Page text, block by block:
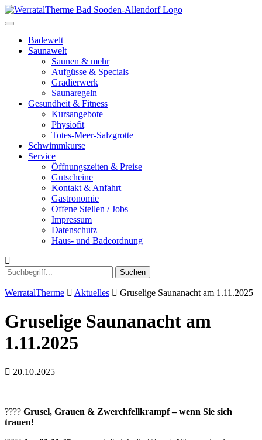
Toggle
navigationBadewelt
Saunawelt
Saunen & mehr
Aufgüsse & Specials
Gradierwerk
Saunaregeln
Gesundheit & Fitness
Kursangebote
Physiofit
Totes-Meer-Salzgrotte
Schwimmkurse
Service
Öffnungszeiten & Preise
Gutscheine
Kontakt & Anfahrt
Gastronomie
Offene Stellen / Jobs
Impressum
Datenschutz
Haus- und Badeordnung
Suchen
WerratalTherme Aktuelles Gruselige Saunanacht am 1.11.2025
Gruselige Saunanacht am
1.11.2025
20.10.2025
???? Grusel, Grauen & Zwerchfellkrampf – wenn Sie sich
trauen!